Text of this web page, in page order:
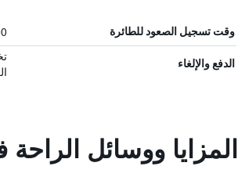
وقت تسجيل الصعود للطائرة
الدفع والإلغاء
المزايا ووسائل